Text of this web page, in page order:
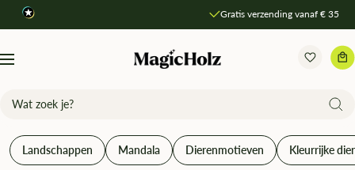
Gratis verzending vanaf € 35
Navigation MagicHolz
Landschappen Mandala Dierenmotieven Kleurrijke
Producten vergelijken